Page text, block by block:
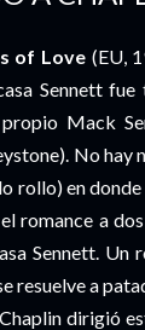
of Love (EU,
Sennett
Mack
No hay
rollo) en
romance a
Sennett. Un
resuelve a
dirigió